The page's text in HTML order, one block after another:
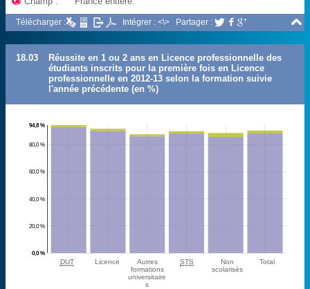

Télécharger : Intégrer : <\> Partager :   
18.03
Réussite en 1 ou 2 ans en Licence professionnelle des
étudiants inscrits pour la première fois en Licence
professionnelle en 2012-13 selon la formation suivie
l'année précédente (en %)
20,0 %
40,0 %
60,0 %
80,0 %
0,0 %
94,8 %
DUT Licence
Autres
formations
universitaire
s
STS
Non
scolarisés
Total